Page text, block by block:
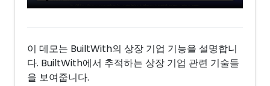
이 데모는 BuiltWith의 상장 기업 기능을 설명합니
다. BuiltWith에서 추적하는 상장 기업 관련 기술들
을 보여줍니다.